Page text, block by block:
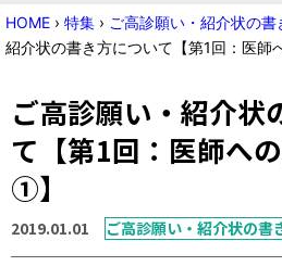
ニュース
国家試験対策
学会・セミナー情報
運営元 お
HOME › 特集 › ご高診願い・紹介状の書
紹介状の書き方について【第1回：医師
ご高診願い・紹介状
て【第1回：医師へ
➀】
2019.01.01 ご高診願い・紹介状の書